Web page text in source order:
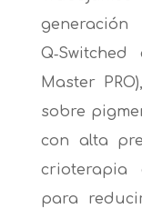
Master
sobre
con alta
crioterapia
para